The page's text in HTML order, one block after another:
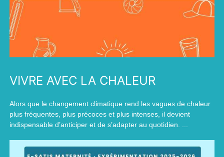
VIVRE AVEC LA CHALEUR
Alors que le changement climatique rend les vagues de chaleur
plus fréquentes, plus précoces et plus intenses, il devient
indispensable d’anticiper et de s’adapter au quotidien. ...